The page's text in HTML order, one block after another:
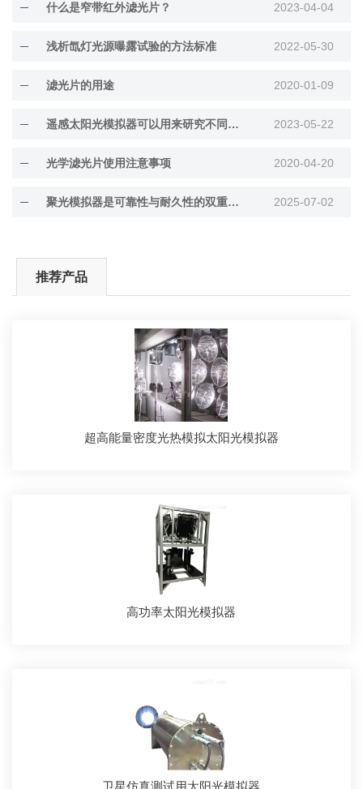
什么是窄带红外滤光片？ 2023-04-04
浅析氙灯光源曝露试验的方法标准 2022-05-30
滤光片的用途 2020-01-09
遥感太阳光模拟器可以用来研究不同太阳辐射条件下的自然系统响应 2023-05-22
光学滤光片使用注意事项 2020-04-20
聚光模拟器是可靠性与耐久性的双重保障 2025-07-02
推荐产品
超高能量密度光热模拟太阳光模拟器
高功率太阳光模拟器